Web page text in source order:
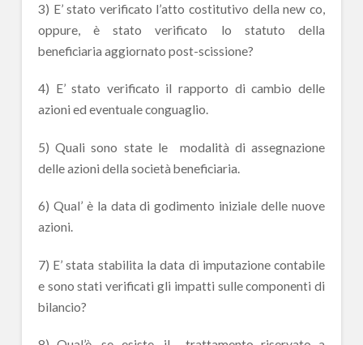
3) E’ stato verificato l’atto costitutivo della new co,
oppure, è stato verificato lo statuto della
beneficiaria aggiornato post-scissione?
4) E’ stato verificato il rapporto di cambio delle
azioni ed eventuale conguaglio.
5) Quali sono state le modalità di assegnazione
delle azioni della società beneficiaria.
6) Qual’ è la data di godimento iniziale delle nuove
azioni.
7) E’ stata stabilita la data di imputazione contabile
e sono stati verificati gli impatti sulle componenti di
bilancio?